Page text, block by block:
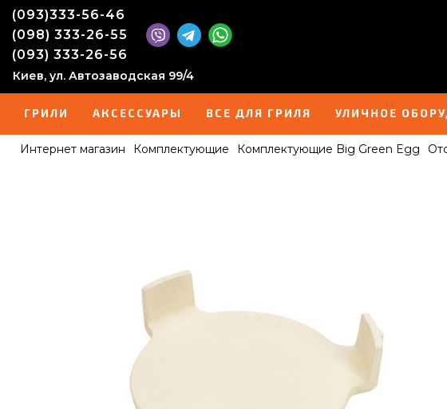
(093)333-56-46
(098) 333-26-55
(093) 333-26-56
Киев, ул. Автозаводская 99/4
ГРИЛИ АКСЕССУАРЫ ВСЕ ДЛЯ ГРИЛЯ УЛИЧНОЕ
Интернет магазин Комплектующие Комплектующие Big Green Egg